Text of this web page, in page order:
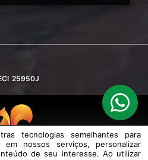
25950J
PELAAGIL.NET
tecnologias semelhantes para
nossos serviços, personalizar
de seu interesse. Ao utilizar